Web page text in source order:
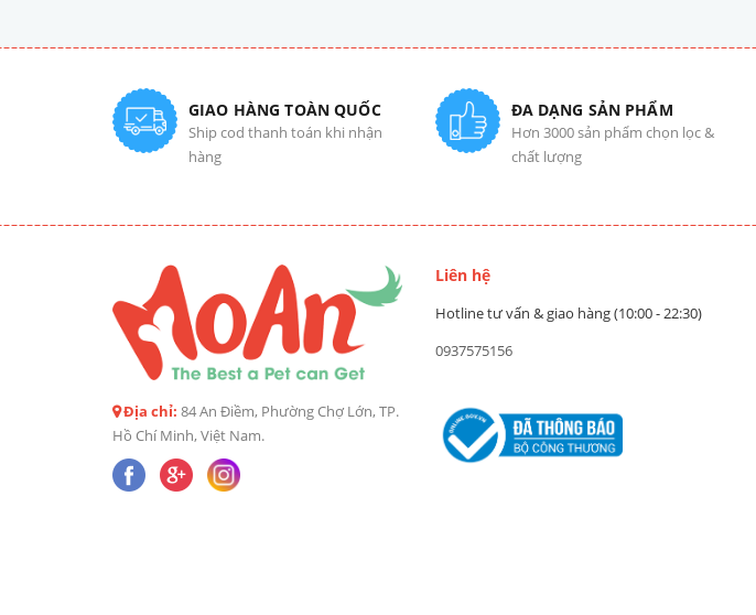
GIAO HÀNG TOÀN QUỐC
Ship cod thanh toán khi nhận
hàng
ĐA DẠNG SẢN PHẨM
Hơn 3000 sản phẩm chọn lọc &
chất lượng
Địa chỉ: 84 An Điềm, Phường Chợ Lớn, TP.
Hồ Chí Minh, Việt Nam.
Liên hệ
Hotline tư vấn & giao hàng (10:00 - 22:30)
0937575156